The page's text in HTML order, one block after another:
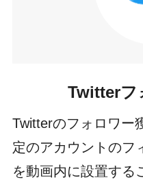
Twitterフ
Twitterのフォロワー
定のアカウントのフ
を動画内に設置する